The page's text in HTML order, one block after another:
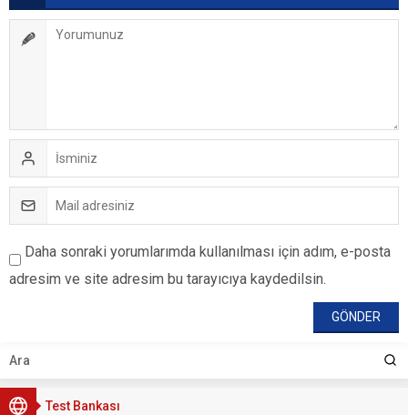
Test Bankası
Daha sonraki yorumlarımda kullanılması için adım, e-posta
adresim ve site adresim bu tarayıcıya kaydedilsin.